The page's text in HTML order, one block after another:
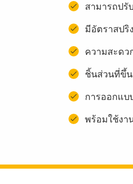
สามารถปรั
มีอัตราสปริ
ความสะดว
ชิ้นส่วนที่ขึ้น
การออกแบ
พร้อมใช้งา